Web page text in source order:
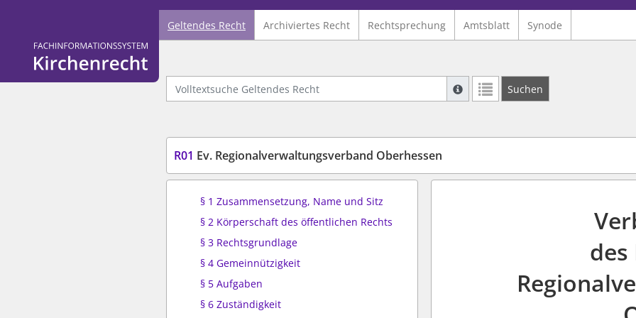
Logo Fachinformationssystem Kirchenrecht
Geltendes Recht Archiviertes Recht Rechtsprechung Amtsblatt Synode
Volltextsuche Geltendes Recht
Suche mit Platzhalter "*", Bsp.
Weitere Suchoperatoren finden Sie in
Suchen
R01 Ev. Regionalverwaltungsverband Oberhessen
§ 1 Zusammensetzung, Name und Sitz
§ 2 Körperschaft des öffentlichen Rechts
§ 3 Rechtsgrundlage
§ 4 Gemeinnützigkeit
§ 5 Aufgaben
§ 6 Zuständigkeit
des